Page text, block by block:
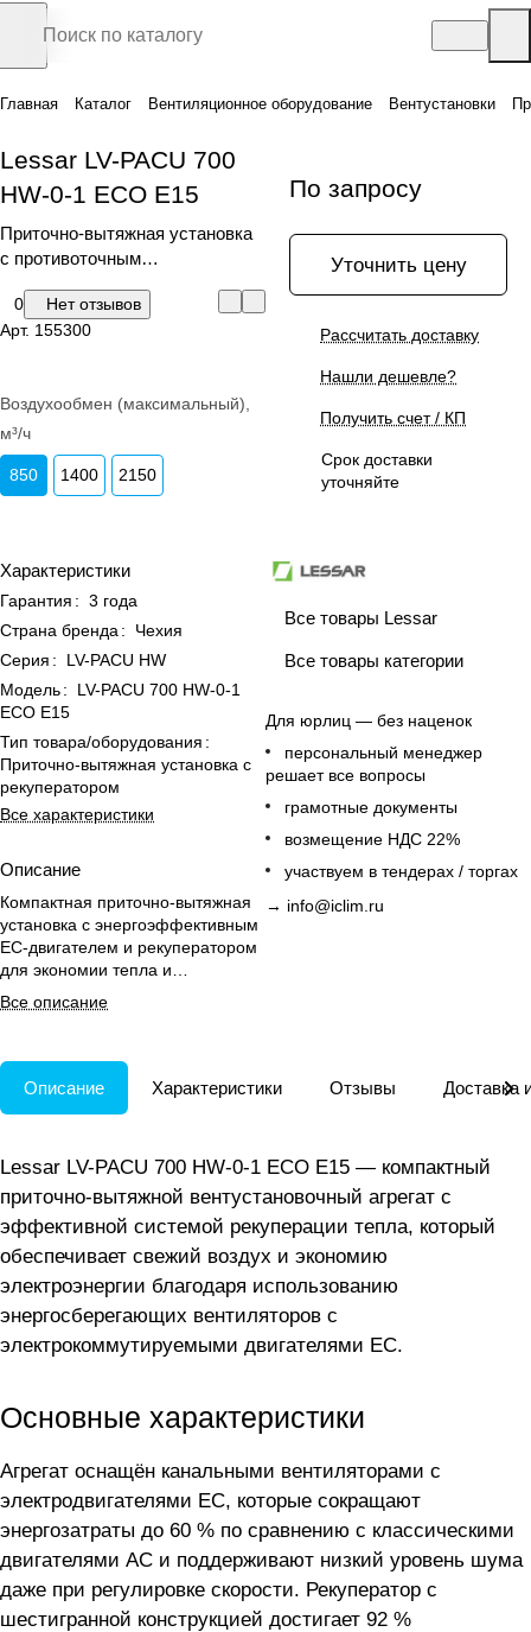
Главная Каталог Вентиляционное оборудование Вентустановки
Lessar LV-PACU 700
HW-0-1 ECO E15
Приточно-вытяжная установка
с противоточным
нагревателем
0
Нет отзывов
Арт. 155300
Воздухообмен (максимальный),
м³/ч
850 1400 2150
Характеристики
Гарантия : 3 года
Страна бренда :
Чехия
Серия :
LV-PACU HW
Модель:
LV-PACU 700 HW-0-1
ECO E15
Тип товара/оборудования :
Приточно-вытяжная установка с
рекуператором
Все характеристики
Описание
Компактная приточно-вытяжная
установка с энергоэффективным
ЕС-двигателем и рекуператором
для экономии тепла и
комфортного микроклимата.
Все описание
По запросу
Уточнить цену
Рассчитать доставку
Нашли дешевле?
Получить счет / КП
Срок доставки
уточняйте
Все товары Lessar
Все товары категории
Для юрлиц — без наценок
персональный менеджер
решает все вопросы
грамотные документы
возмещение НДС 22%
участвуем в тендерах / торгах
→ info@iclim.ru
Описание Характеристики Отзывы Доставка
Lessar LV-PACU 700 HW-0-1 ECO E15 — компактный
приточно-вытяжной вентустановочный агрегат с
эффективной системой рекуперации тепла, который
обеспечивает свежий воздух и экономию
электроэнергии благодаря использованию
энергосберегающих вентиляторов с
электрокоммутируемыми двигателями ЕС.
Основные характеристики
Агрегат оснащён канальными вентиляторами с
электродвигателями ЕС, которые сокращают
энергозатраты до 60 % по сравнению с классическими
двигателями АС и поддерживают низкий уровень шума
даже при регулировке скорости. Рекуператор с
шестигранной конструкцией достигает 92 %